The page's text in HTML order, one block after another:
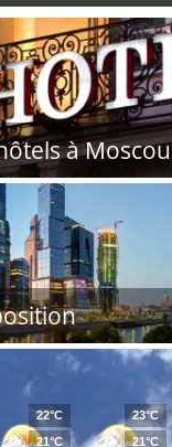
à Moscou
22°C
21°C
23°C
21°C